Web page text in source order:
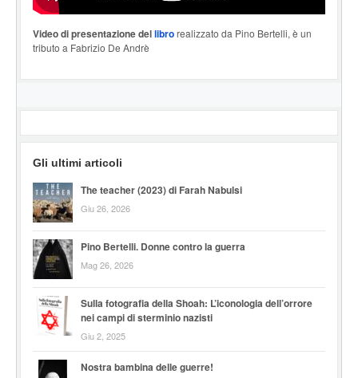
Video di presentazione dellibrorealizzato da Pino Bertelli, è un
tributo a Fabrizio De Andrè
Gli ultimi articoli
The teacher (2023) di Farah Nabulsi
Giu 26, 2026
Pino Bertelli. Donne contro la guerra
Mag 26, 2026
Sulla fotografia della Shoah: L’iconologia dell’orrore
nei campi di sterminio nazisti
Giu 2, 2025
Nostra bambina delle guerre!